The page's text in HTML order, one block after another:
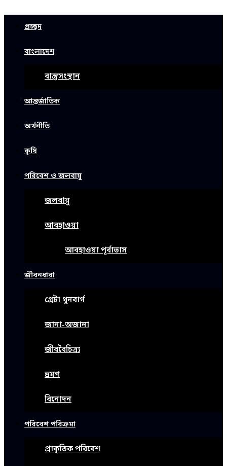
প্রচ্ছদ
বাংলাদেশ
বাস্তুসংস্থান
আন্তর্জাতিক
অর্থনীতি
কৃষি
পরিবেশ ও জলবায়ু
জলবায়ু
আবহাওয়া
আবহাওয়া পূর্বাভাস
জীবনধারা
গ্রেটা থুনবার্গ
জানা-অজানা
জীববৈচিত্র্য
ভ্রমণ
বিনোদন
পরিবেশ পরিক্রমা
প্রাকৃতিক পরিবেশ